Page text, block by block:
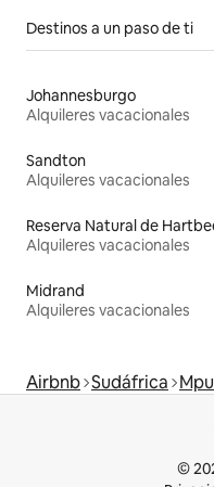
Destinos a un paso de ti
Johannesburgo
Alquileres vacacionales
Sandton
Alquileres vacacionales
Alquileres vacacionales
Midrand
Alquileres vacacionales
Airbnb Sudáfrica
©